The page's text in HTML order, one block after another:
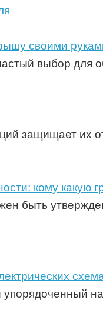
своими
выбор для
защищает их
кому какую
быть